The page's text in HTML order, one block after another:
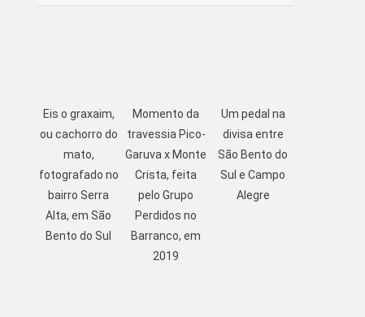
Eis o graxaim,
ou cachorro do
mato,
fotografado no
bairro Serra
Alta, em São
Bento do Sul
Momento da
travessia Pico-
Garuva x Monte
Crista, feita
pelo Grupo
Perdidos no
Barranco, em
2019
Um pedal na
divisa entre
São Bento do
Sul e Campo
Alegre